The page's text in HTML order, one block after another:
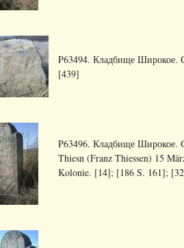
P63494. Кладбище Широкое.
[439]
P63496. Кладбище Широкое.
Thiesn (Franz Thiessen) 15
Kolonie. [14]; [186 S. 161];